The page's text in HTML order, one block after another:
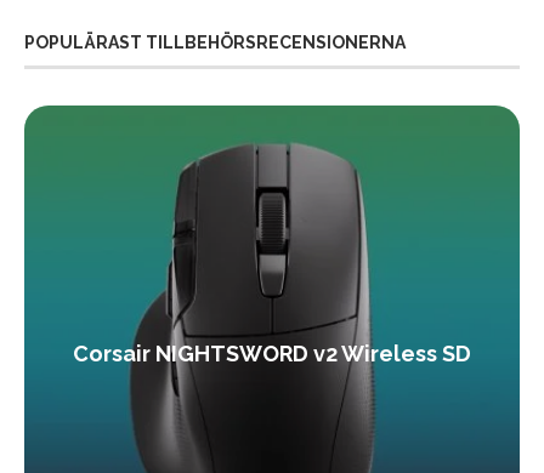
POPULÄRAST TILLBEHÖRSRECENSIONERNA
Corsair NIGHTSWORD v2 Wireless SD